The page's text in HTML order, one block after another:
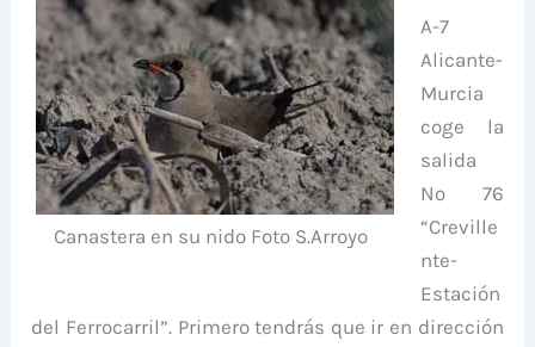
Canastera en su nido Foto S.Arroyo
A-7
Alicante-
Murcia
coge la
salida
Nº 76
“Creville
nte-
Estación
del Ferrocarril”. Primero tendrás que ir en dirección